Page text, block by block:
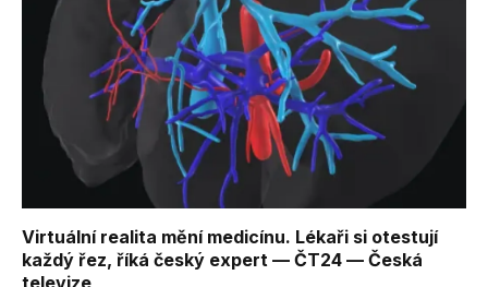
Virtuální realita mění medicínu. Lékaři si otestují
každý řez, říká český expert — ČT24 — Česká